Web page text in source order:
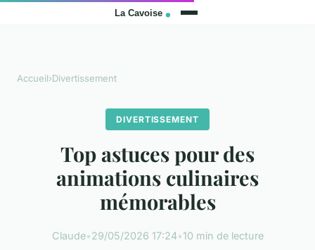
Accueil›Divertissement
DIVERTISSEMENT
Top astuces pour des
animations culinaires
mémorables
Claude•29/05/2026 17:24•10 min de lecture